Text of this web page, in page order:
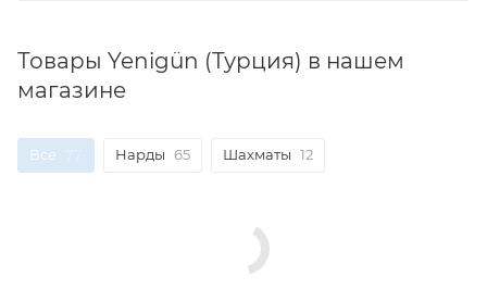
Товары Yenigün (Турция) в нашем
магазине
Все Нарды 65 Шахматы 12